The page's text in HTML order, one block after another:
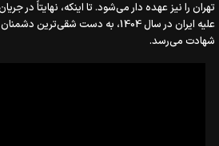
علیه ایران در سال 1404، به دست
شهادت می‌رسد.